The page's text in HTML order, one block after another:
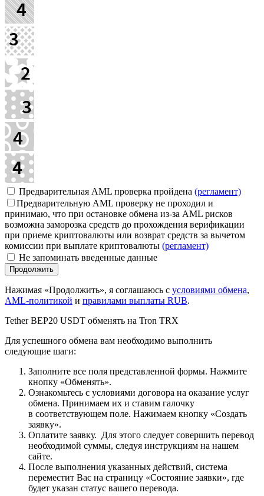
Предварительная AML проверка пройдена (регламент)
Предварительную AML проверку не проходил и
принимаю, что при остановке обмена из-за AML рисков
возможна заморозка средств до прохождения верификации
при приеме криптовалюты или возврат средств за вычетом
комиссии при выплате криптовалюты (регламент)
Не запоминать введенные данные
Нажимая «Продолжить», я соглашаюсь с условиями обмена,
AML-политикой и правилами выплаты RUB.
Tether BEP20 USDT обменять на Tron TRX
Для успешного обмена вам необходимо выполнить
следующие шаги:
Заполните все поля представленной формы. Нажмите
кнопку «Обменять».
Ознакомьтесь с условиями договора на оказание услуг
обмена. Принимаем их и ставим галочку
в соответствующем поле. Нажимаем кнопку «Создать
заявку».
Оплатите заявку. Для этого следует совершить перевод
необходимой суммы, следуя инструкциям на нашем
сайте.
После выполнения указанных действий, система
переместит Вас на страницу «Состояние заявки», где
будет указан статус вашего перевода.